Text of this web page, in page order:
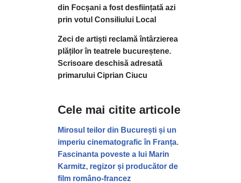
din Focșani a fost desființată azi
prin votul Consiliului Local
Zeci de artiști reclamă întârzierea
plăților în teatrele bucureștene.
Scrisoare deschisă adresată
primarului Ciprian Ciucu
Cele mai citite articole
Mirosul teilor din București și un
imperiu cinematografic în Franța.
Fascinanta poveste a lui Marin
Karmitz, regizor și producător de
film româno-francez